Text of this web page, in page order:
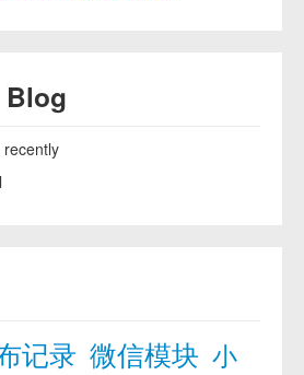
记录 微信模块 小